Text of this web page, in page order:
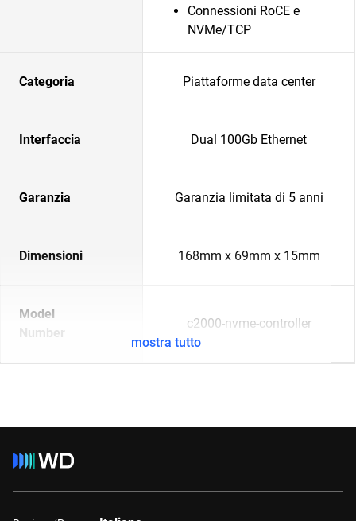
Connessioni RoCE e
NVMe/TCP
Categoria Piattaforme data center
Interfaccia Dual 100Gb Ethernet
Garanzia Garanzia limitata di 5 anni
Dimensioni 168mm x 69mm x 15mm
Model
Number
c2000-nvme-controller
mostra tutto